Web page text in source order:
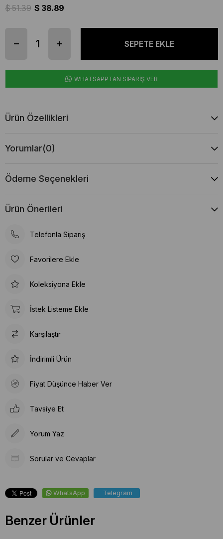
$ 51.39 $ 38.89
WHATSAPPTAN SİPARİŞ VER
Ürün Özellikleri
Yorumlar(0)
Ödeme Seçenekleri
Ürün Önerileri
Telefonla Sipariş
Favorilere Ekle
Koleksiyona Ekle
İstek Listeme Ekle
Karşılaştır
İndirimli Ürün
Fiyat Düşünce Haber Ver
Tavsiye Et
Yorum Yaz
Sorular ve Cevaplar
WhatsApp Telegram
Benzer Ürünler